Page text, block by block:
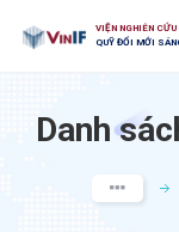
VIỆN NGHIÊN
QUỸ ĐỔI MỚI
Danh